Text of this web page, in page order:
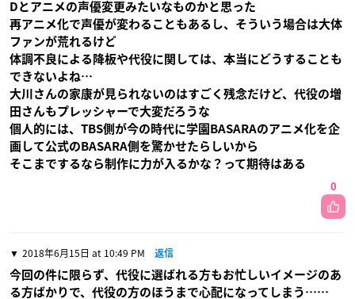
Dとアニメの声優変更みたいなものかと思った
再アニメ化で声優が変わることもあるし、そういう場合は大体
ファンが荒れるけど
体調不良による降板や代役に関しては、本当にどうすることも
できないよね…
大川さんの家康が見られないのはすごく残念だけど、代役の増
田さんもプレッシャーで大変だろうな
個人的には、TBS側が今の時代に学園BASARAのアニメ化を企
画して公式のBASARA側を驚かせたらしいから
そこまでするなら制作に力が入るかな？って期待はある
0
2018年6月15日 at 10:49 PM 返信
今回の件に限らず、代役に選ばれる方もお忙しいイメージのあ
る方ばかりで、代役の方のほうまで心配になってしまう……